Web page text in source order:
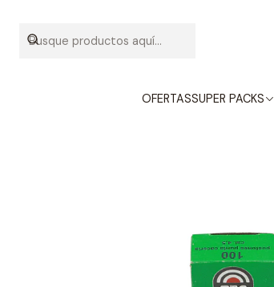
OFERTASSUPER PACKS